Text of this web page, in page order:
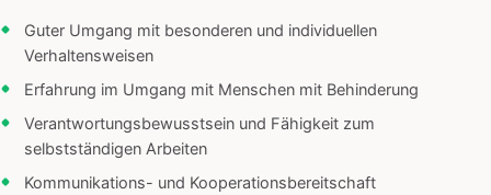
Guter Umgang mit besonderen und individuellen
Verhaltensweisen
Erfahrung im Umgang mit Menschen mit Behinderung
Verantwortungsbewusstsein und Fähigkeit zum
selbstständigen Arbeiten
Kommunikations- und Kooperationsbereitschaft